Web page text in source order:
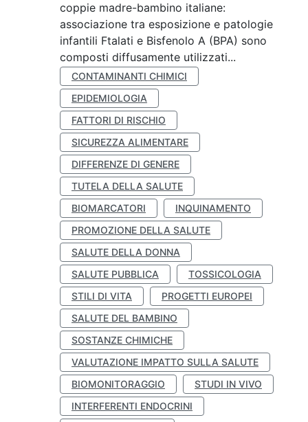
coppie madre-bambino italiane:
associazione tra esposizione e patologie
infantili Ftalati e Bisfenolo A (BPA) sono
composti diffusamente utilizzati...
CONTAMINANTI CHIMICI
EPIDEMIOLOGIA
FATTORI DI RISCHIO
SICUREZZA ALIMENTARE
DIFFERENZE DI GENERE
TUTELA DELLA SALUTE
BIOMARCATORI
INQUINAMENTO
PROMOZIONE DELLA SALUTE
SALUTE DELLA DONNA
SALUTE PUBBLICA
TOSSICOLOGIA
STILI DI VITA
PROGETTI EUROPEI
SALUTE DEL BAMBINO
SOSTANZE CHIMICHE
VALUTAZIONE IMPATTO SULLA SALUTE
BIOMONITORAGGIO
STUDI IN VIVO
INTERFERENTI ENDOCRINI